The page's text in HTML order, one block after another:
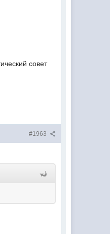
совет
#1963